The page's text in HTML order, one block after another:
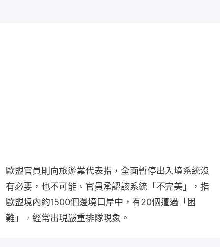
歐盟官員則向旅遊業代表指，全面暫停出入境系統沒
有必要，也不可能。官員承認該系統「不完美」，指
歐盟境內約1500個邊境口岸中，有20個遭遇「困
難」，經常出現嚴重排隊現象。